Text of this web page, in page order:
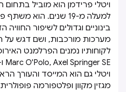
למעלה מ-19 שנים. הוא
בינוניים וגדולים לשיפור
מערכות מורכבות, ושם דגש על
Marc O'Polo, Axel Springer SE ו-REWE Digital.
מגזין מקוון ופלטפורמה